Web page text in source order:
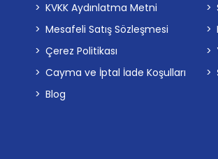
KVKK Aydınlatma Metni
Mesafeli Satış Sözleşmesi
Çerez Politikası
Cayma ve İptal İade Koşulları
Blog